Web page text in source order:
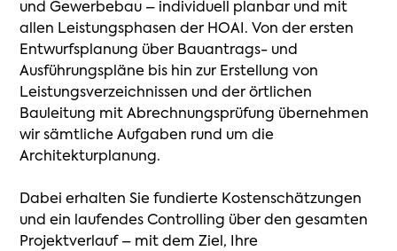
und Gewerbebau – individuell planbar und mit
allen Leistungsphasen der HOAI. Von der ersten
Entwurfsplanung über Bauantrags- und
Ausführungspläne bis hin zur Erstellung von
Leistungsverzeichnissen und der örtlichen
Bauleitung mit Abrechnungsprüfung übernehmen
wir sämtliche Aufgaben rund um die
Architekturplanung.
Dabei erhalten Sie fundierte Kostenschätzungen
und ein laufendes Controlling über den gesamten
Projektverlauf – mit dem Ziel,
Ihre